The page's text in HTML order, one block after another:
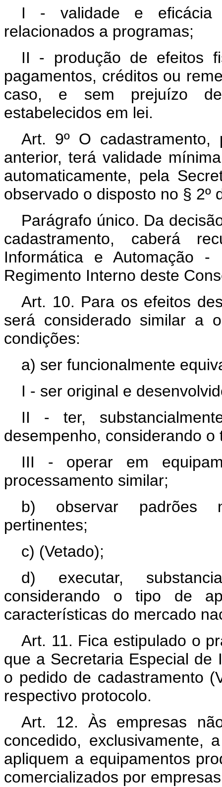
I - validade e eficácia
relacionados a programas;
II - produção de efeitos
pagamentos, créditos ou
caso, e sem prejuízo
estabelecidos em lei.
Art. 9º O
anterior, terá validade
automaticamente, pela
observado o disposto no § 2º
Parágrafo único. Da
cadastramento, caberá
Informática e Automação
Regimento Interno deste
Art. 10. Para os efeitos
será considerado similar a
condições:
a) ser funcionalmente
I - ser original e
II - ter,
desempenho, considerando
III - operar em
processamento similar;
b) observar padrões
pertinentes;
c) (Vetado);
d) executar,
considerando o tipo de
características do mercado
Art. 11. Fica estipulado o
que a Secretaria Especial de
o pedido de cadastramento
respectivo protocolo.
Art. 12. Às empresas
concedido, exclusivamente,
apliquem a equipamentos
comercializados por